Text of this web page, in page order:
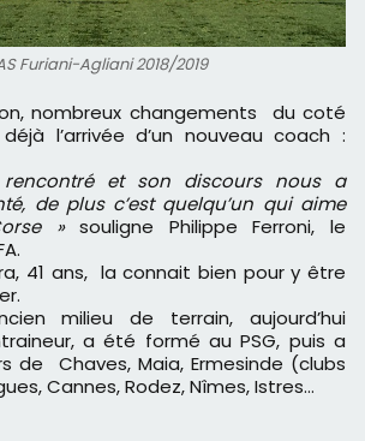
Furiani-Agliani 2018/2019
l’arrivée d’un nouveau coach :
rencontré et son discours nous a
de plus c’est quelqu’un qui aime
»souligne Philippe Ferroni, le
41 ans, la connait bien pour y être
milieu de terrain, aujourd’hui
a été formé au PSG, puis a
de Chaves, Maia, Ermesinde (clubs
Cannes, Rodez, Nîmes, Istres…